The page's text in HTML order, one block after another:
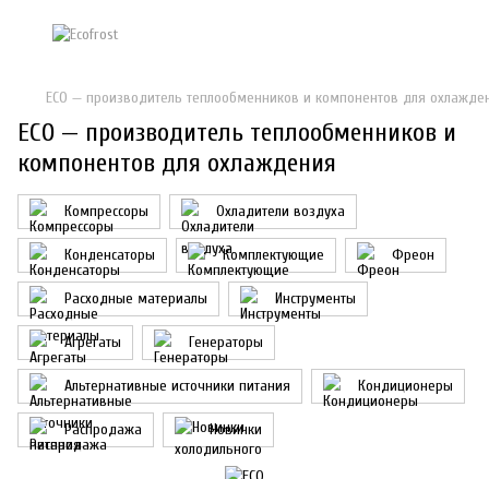
ECO — производитель теплообменников и компонентов для
ECO — производитель теплообменников и
компонентов для охлаждения
Компрессоры Охладители воздуха
Конденсаторы Комплектующие Фреон
Расходные материалы Инструменты
Агрегаты Генераторы
Альтернативные источники питания Кондиционеры
Распродажа Новинки